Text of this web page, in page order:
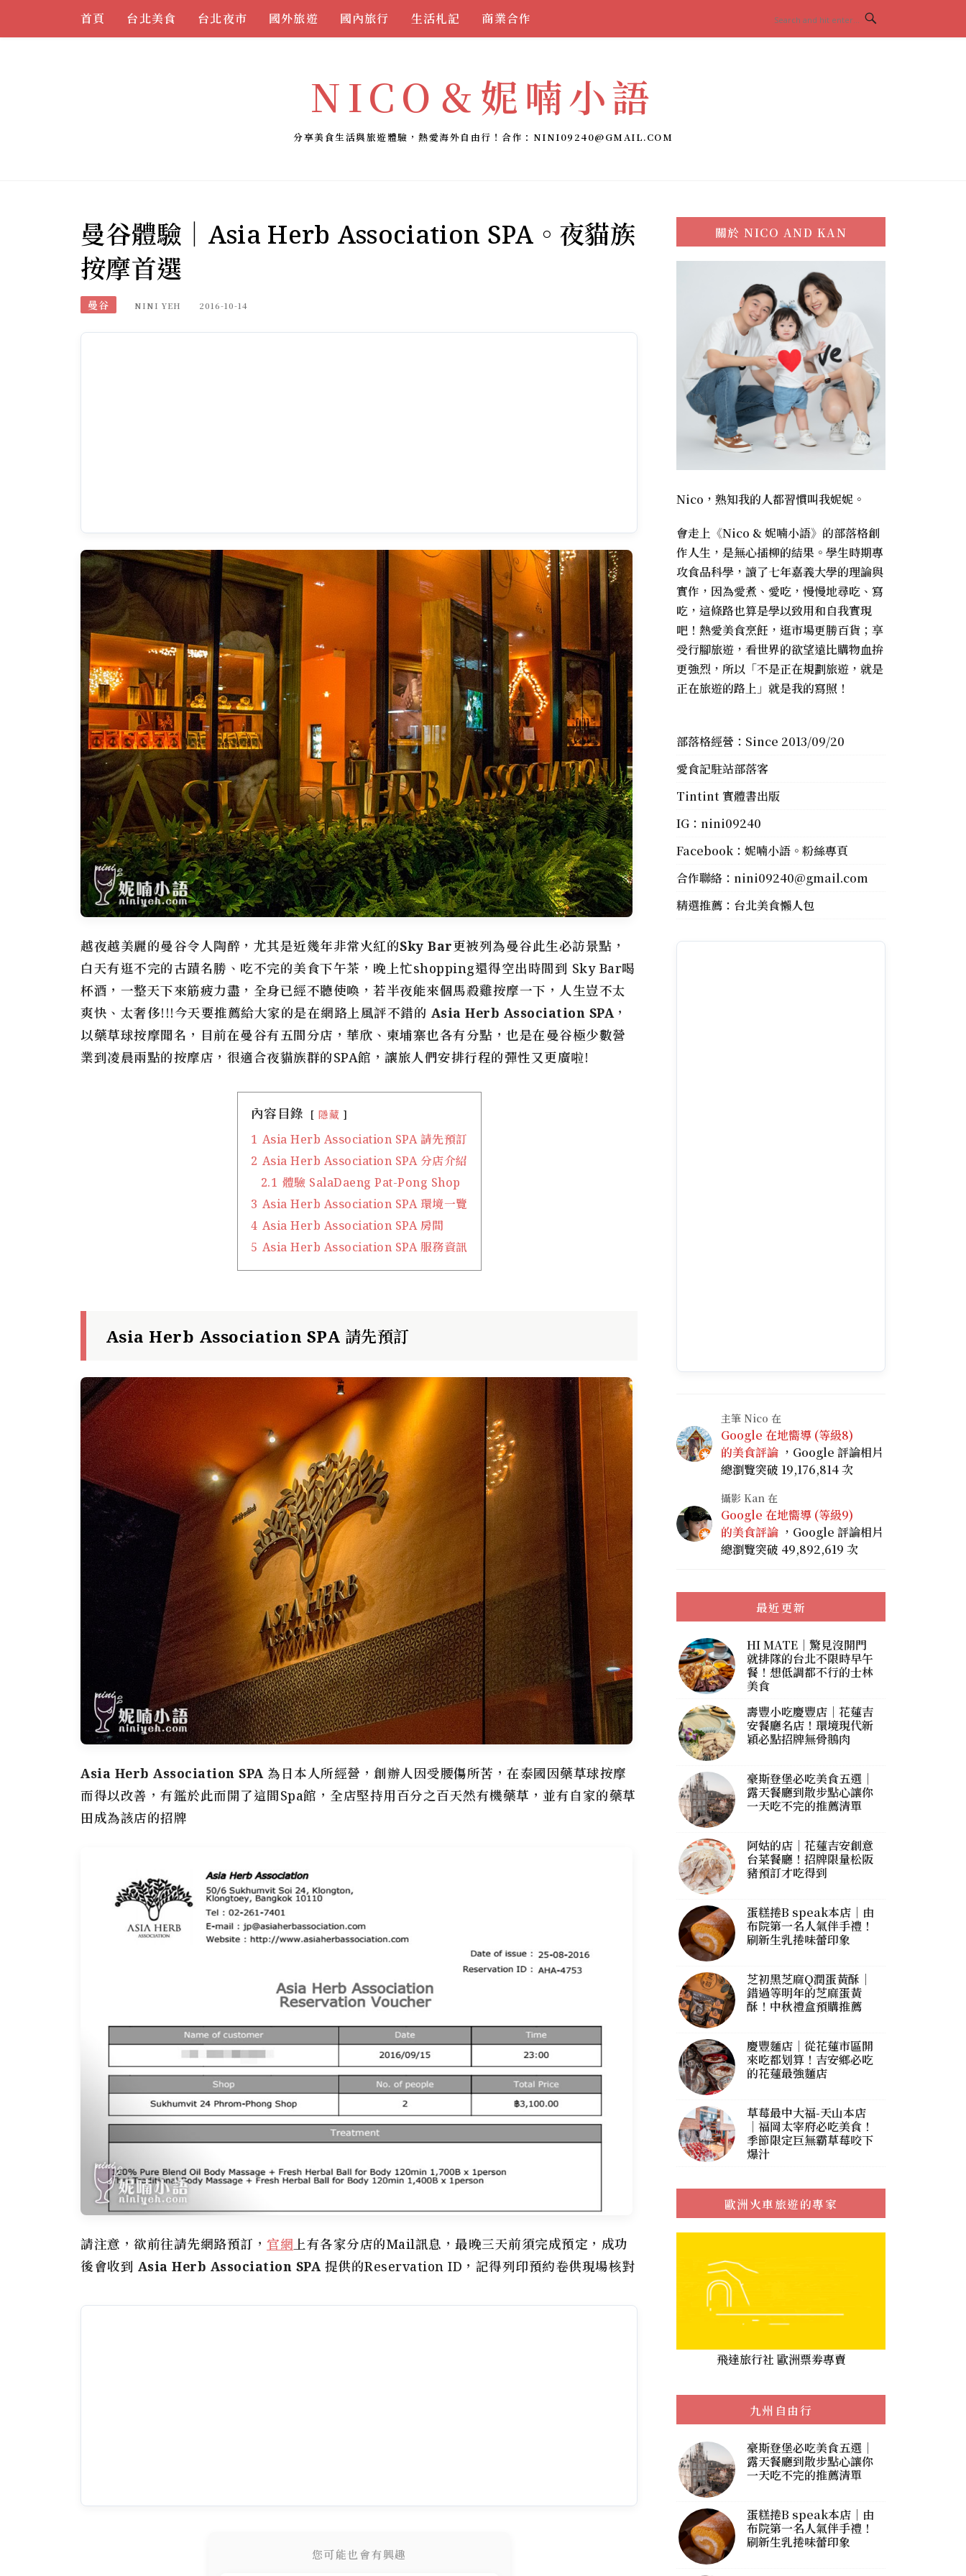
首頁 台北美食 台北夜市 國外旅遊 國內旅行 生活札記 商業合作
NICO＆妮喃小語
分享美食生活與旅遊體驗，熱愛海外自由行！合作： NINI09240@GMAIL.COM
曼谷體驗｜Asia Herb Association SPA。夜貓族
按摩首選
曼谷 NINI YEH 2016-10-14
越夜越美麗的曼谷令人陶醉，尤其是近幾年非常火紅的Sky Bar更被列為曼谷此生必訪景點，
白天有逛不完的古蹟名勝、吃不完的美食下午茶，晚上忙shopping還得空出時間到 Sky Bar喝
杯酒，一整天下來筋疲力盡，全身已經不聽使喚，若半夜能來個馬殺雞按摩一下，人生豈不太
爽快、太奢侈!!!今天要推薦給大家的是在網路上風評不錯的 Asia Herb Association SPA，
以藥草球按摩聞名，目前在曼谷有五間分店，華欣、柬埔寨也各有分點，也是在曼谷極少數營
業到凌晨兩點的按摩店 ，很適合夜貓族群的SPA館，讓旅人們安排行程的彈性又更廣啦!
內容目錄 隱藏
1 Asia Herb Association SPA 請先預訂
2 Asia Herb Association SPA 分店介紹
2.1 體驗 SalaDaeng Pat-Pong Shop
3 Asia Herb Association SPA 環境一覽
4 Asia Herb Association SPA 房間
5 Asia Herb Association SPA 服務資訊
Asia Herb Association SPA 請先預訂
Asia Herb Association SPA為日本人所經營，創辦人因受腰傷所苦，在泰國因藥草球按摩
而得以改善，有鑑於此而開了這間Spa館，全店堅持用百分之百天然有機藥草，並有自家的藥草
田成為該店的招牌
請注意，欲前往請先網路預訂， 官網 上有各家分店的Mail訊息，最晚三天前須完成預定，成功
後會收到 Asia Herb Association SPA 提供的Reservation ID，記得列印預約卷供現場核對
您可能也會有興趣
關於NICO AND KAN
Nico，熟知我的人都習慣叫我妮妮。
會走上《Nico & 妮喃小語》的部落格創
作人生，是無心插柳的結果。學生時期專
攻食品科學，讀了七年嘉義大學的理論與
實作，因為愛煮、愛吃，慢慢地尋吃、寫
吃，這條路也算是學以致用和自我實現
吧！熱愛美食烹飪，逛市場更勝百貨；享
受行腳旅遊，看世界的欲望遠比購物血拚
更強烈，所以「不是正在規劃旅遊，就是
正在旅遊的路上」就是我的寫照！
部落格經營：Since 2013/09/20
愛食記駐站部落客
Tintint 實體書出版
IG：nini09240
Facebook：妮喃小語。粉絲專頁
合作聯絡：nini09240@gmail.com
精選推薦： 台北美食懶人包
主筆 Nico 在
Google 在地嚮導 (等級8)
的美食評論 ，Google 評論相片
總瀏覽突破 19,176,814 次
攝影 Kan 在
Google 在地嚮導 (等級9)
的美食評論 ，Google 評論相片
總瀏覽突破 49,892,619 次
最近更新
HI MATE｜驚見沒開門
就排隊的台北不限時早午
餐！想低調都不行的士林
美食
壽豐小吃慶豐店｜花蓮吉
安餐廳名店！環境現代新
穎必點招牌無骨鵝肉
豪斯登堡必吃美食五選｜
露天餐廳到散步點心讓你
一天吃不完的推薦清單
阿姑的店｜花蓮吉安創意
台菜餐廳！招牌限量松阪
豬預訂才吃得到
蛋糕捲B speak本店｜由
布院第一名人氣伴手禮！
刷新生乳捲味蕾印象
芝初黑芝麻Q潤蛋黃酥｜
錯過等明年的芝麻蛋黃
酥！中秋禮盒預購推薦
慶豐麵店｜從花蓮市區開
來吃都划算！吉安鄉必吃
的花蓮最強麵店
草莓最中大福-天山本店
｜福岡太宰府必吃美食！
季節限定巨無霸草莓咬下
爆汁
歐洲火車旅遊的專家
飛達旅行社 歐洲票劵專賣
九州自由行
豪斯登堡必吃美食五選｜
露天餐廳到散步點心讓你
一天吃不完的推薦清單
蛋糕捲B speak本店｜由
布院第一名人氣伴手禮！
刷新生乳捲味蕾印象